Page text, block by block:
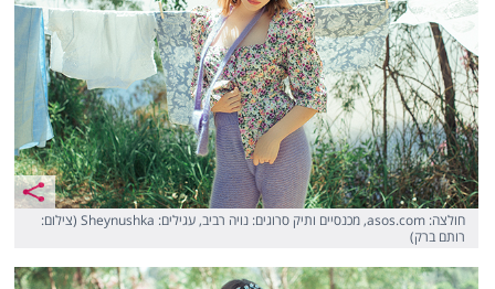
חולצה: asos.com, מכנסיים ותיק סרוגים: נויה רביב, עגילים: Sheynushka (צילום:
רותם ברק)